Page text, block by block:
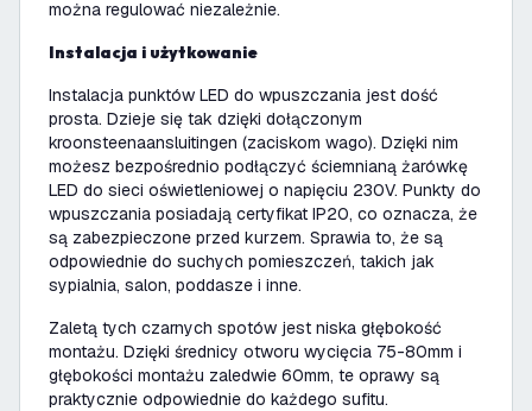
można regulować niezależnie.
Instalacja i użytkowanie
Instalacja punktów LED do wpuszczania jest dość
prosta. Dzieje się tak dzięki dołączonym
kroonsteenaansluitingen (zaciskom wago). Dzięki nim
możesz bezpośrednio podłączyć ściemnianą żarówkę
LED do sieci oświetleniowej o napięciu 230V. Punkty do
wpuszczania posiadają certyfikat IP20, co oznacza, że
są zabezpieczone przed kurzem. Sprawia to, że są
odpowiednie do suchych pomieszczeń, takich jak
sypialnia, salon, poddasze i inne.
Zaletą tych czarnych spotów jest niska głębokość
montażu. Dzięki średnicy otworu wycięcia 75-80mm i
głębokości montażu zaledwie 60mm, te oprawy są
praktycznie odpowiednie do każdego sufitu.